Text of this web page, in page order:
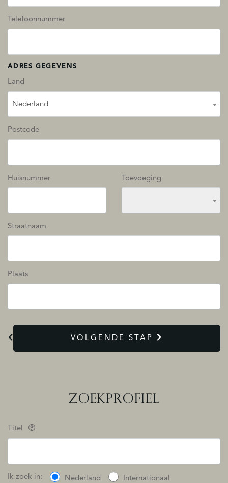
Telefoonnummer
ADRES GEGEVENS
Land
Nederland
Postcode
Huisnummer Toevoeging
Straatnaam
Plaats
VOLGENDE STAP
ZOEKPROFIEL
Titel
Ik zoek in: Nederland Internationaal